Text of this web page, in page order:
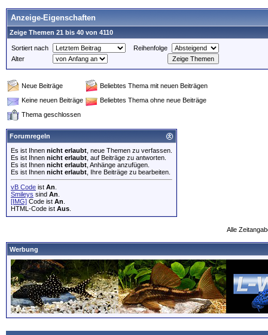
Anzeige-Eigenschaften
Zeige Themen 21 bis 40 von 4110
Sortiert nach
Reihenfolge
Alter
Neue Beiträge
Beliebtes Thema mit neuen Beiträgen
Keine neuen Beiträge
Beliebtes Thema ohne neue Beiträge
Thema geschlossen
Forumregeln
Es ist Ihnen nicht erlaubt , neue Themen zu verfassen.
Es ist Ihnen nicht erlaubt , auf Beiträge zu antworten.
Es ist Ihnen nicht erlaubt , Anhänge anzufügen.
Es ist Ihnen nicht erlaubt , Ihre Beiträge zu bearbeiten.
vB Code ist An
Smileys sind An
[IMG] Code ist An
HTML-Code ist Aus
Alle
Werbung